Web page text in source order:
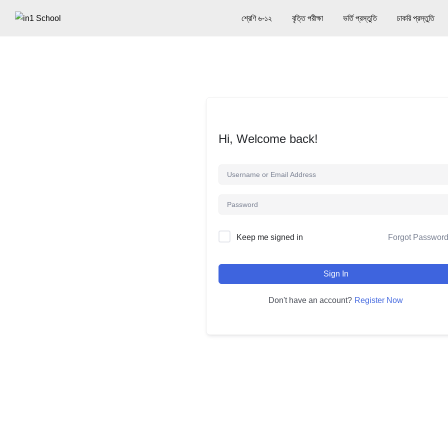
শ্রেণি ৬-১২ বৃত্তি পরীক্ষা ভর্তি প্রস্তুতি চাকরি প্রস্তুতি
Hi, Welcome back!
Keep me signed in Forgot
Sign In
Don't have an account? Register Now